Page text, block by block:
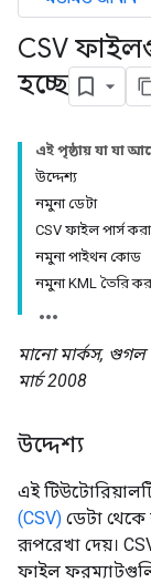
CSV
হচ্ছে
এই পৃষ্ঠায় যা যা
উদ্দেশ্য
নমুনা ডেটা
CSV ফাইল পার্স
নমুনা পাইথন কোড
নমুনা KML তৈরি
মানো মার্কস,
মার্চ 2008
উদ্দেশ্য
এই
(CSV) ডেটা
রূপরেখা দেয়।
ফাইল